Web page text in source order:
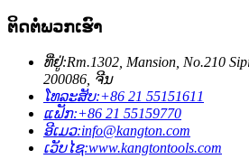
ຕິດ​ຕໍ່​ພວກ​ເຮົາ
ທີ່ຢູ່:Rm.1302, Mansion, No.210
200086, ຈີນ
ໂທລະສັບ:+86 21 55151611
ແຟັກ:+86 21 55159770
ອີເມວ:info@kangton.com
ເວັບໄຊ:www.kangtontools.com